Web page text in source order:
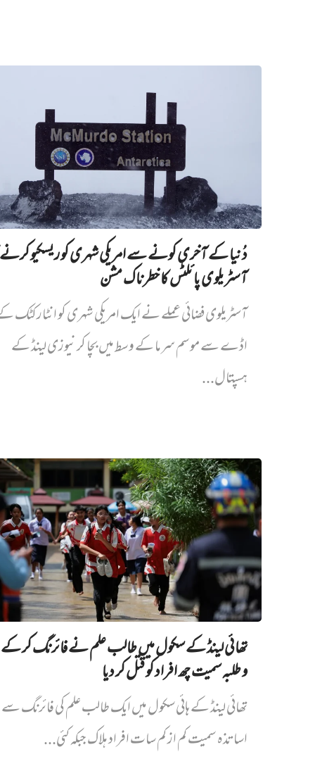
دُنیا کے آخری کونے سے امریکی شہری کو ریسکیو
آسٹریلوی پائلٹس کا خطرناک مشن
آسٹریلوی فضائی عملے نے ایک امریکی شہری کو انٹارکٹک
اڈے سے موسم سرما کے وسط میں بچا کر نیوزی لینڈ کے
ہسپتال...
تھائی لینڈ کے سکول میں طالب علم نے فائرنگ کر
و طلبہ سمیت چھ افراد کو قتل کر دیا
تھائی لینڈ کے ہائی سکول میں ایک طالب علم کی فائرنگ سے
اساتذہ سمیت کم از کم سات افراد ہلاک جبکہ کئی...